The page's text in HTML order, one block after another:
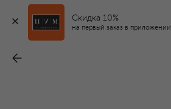
Скидка 10%
на первый заказ в приложении